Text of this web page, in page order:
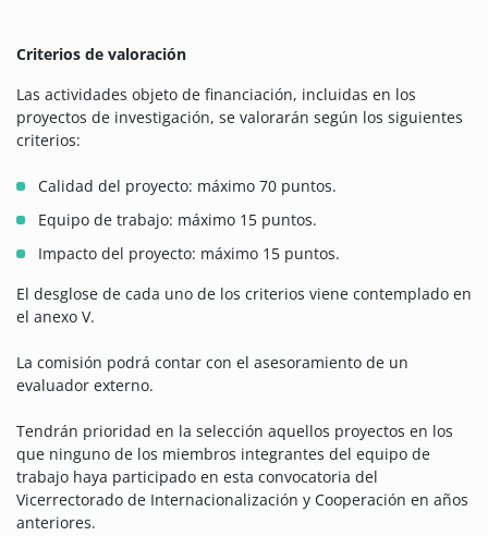
Criterios de valoración
Las actividades objeto de financiación, incluidas en los
proyectos de investigación, se valorarán según los siguientes
criterios:
Calidad del proyecto: máximo 70 puntos.
Equipo de trabajo: máximo 15 puntos.
Impacto del proyecto: máximo 15 puntos.
El desglose de cada uno de los criterios viene contemplado en
el anexo V.
La comisión podrá contar con el asesoramiento de un
evaluador externo.
Tendrán prioridad en la selección aquellos proyectos en los
que ninguno de los miembros integrantes del equipo de
trabajo haya participado en esta convocatoria del
Vicerrectorado de Internacionalización y Cooperación en años
anteriores.